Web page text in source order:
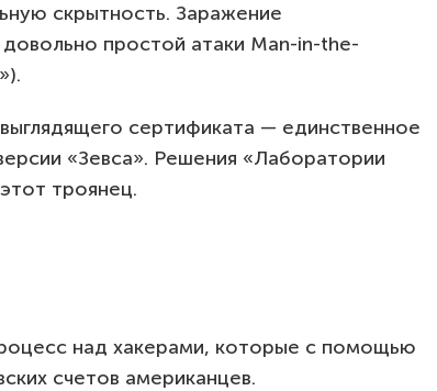
скрытность. Заражение
простой атаки Man-in-the-
сертификата — единственное
«Зевса». Решения «Лаборатории
троянец.
над хакерами, которые с помощью
счетов американцев.